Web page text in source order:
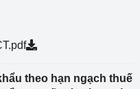
theo hạn ngạch thuế